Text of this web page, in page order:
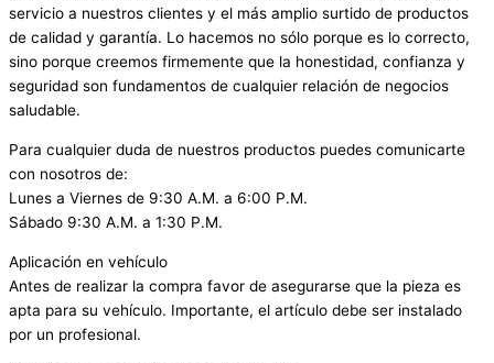
servicio a nuestros clientes y el más amplio surtido de productos
de calidad y garantía. Lo hacemos no sólo porque es lo correcto,
sino porque creemos firmemente que la honestidad, confianza y
seguridad son fundamentos de cualquier relación de negocios
saludable.
Para cualquier duda de nuestros productos puedes comunicarte
con nosotros de:
Lunes a Viernes de 9:30 A.M. a 6:00 P.M.
Sábado 9:30 A.M. a 1:30 P.M.
Aplicación en vehículo
Antes de realizar la compra favor de asegurarse que la pieza es
apta para su vehículo. Importante, el artículo debe ser instalado
por un profesional.